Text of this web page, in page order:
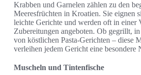
Krabben und Garnelen zählen zu den
Meeresfrüchten in Kroatien. Sie eignen
leichte Gerichte und werden oft in einer
Zubereitungen angeboten. Ob gegrillt,
von köstlichen Pasta-Gerichten – diese
verleihen jedem Gericht eine besondere
Muscheln und Tintenfische